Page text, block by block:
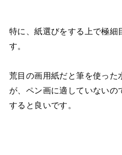
特に、紙選びをする上で極細
す。
荒目の画用紙だと筆を使った
が、ペン画に適していないの
すると良いです。